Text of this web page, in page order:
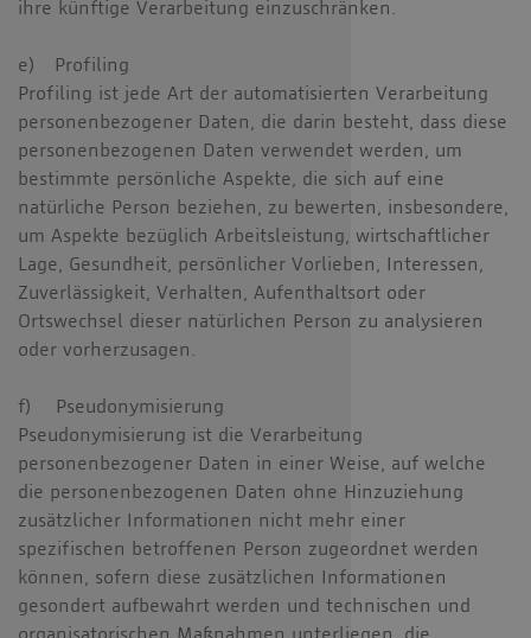
ihre künftige Verarbeitung einzuschränken.
e) Profiling
Profiling ist jede Art der automatisierten Verarbeitung
personenbezogener Daten, die darin besteht, dass diese
personenbezogenen Daten verwendet werden, um
bestimmte persönliche Aspekte, die sich auf eine
natürliche Person beziehen, zu bewerten, insbesondere,
um Aspekte bezüglich Arbeitsleistung, wirtschaftlicher
Lage, Gesundheit, persönlicher Vorlieben, Interessen,
Zuverlässigkeit, Verhalten, Aufenthaltsort oder
Ortswechsel dieser natürlichen Person zu analysieren
oder vorherzusagen.
f) Pseudonymisierung
Pseudonymisierung ist die Verarbeitung
personenbezogener Daten in einer Weise, auf welche
die personenbezogenen Daten ohne Hinzuziehung
zusätzlicher Informationen nicht mehr einer
spezifischen betroffenen Person zugeordnet werden
können, sofern diese zusätzlichen Informationen
gesondert aufbewahrt werden und technischen und